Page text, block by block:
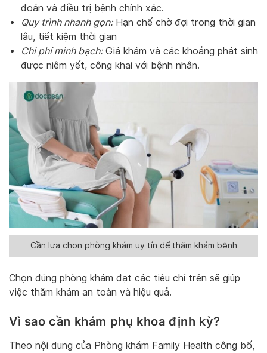
đoán và điều trị bệnh chính xác.
Quy trình nhanh gọn:Hạn chế chờ đợi trong thời gian
lâu, tiết kiệm thời gian
Chi phí minh bạch:Giá khám và các khoảng phát sinh
được niêm yết, công khai với bệnh nhân.
Cần lựa chọn phòng khám uy tín để thăm khám bệnh
Chọn đúng phòng khám đạt các tiêu chí trên sẽ giúp
việc thăm khám an toàn và hiệu quả.
Vì sao cần khám phụ khoa định kỳ?
Theo nội dung của Phòng khám Family Health công bố,